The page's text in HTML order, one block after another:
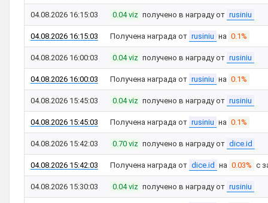
04.08.2026 16:15:03 0.04 viz получено в награду от rusiniu
04.08.2026 16:15:03 Получена награда от rusiniu на 0.1%
04.08.2026 16:00:03 0.04 viz получено в награду от rusiniu
04.08.2026 16:00:03 Получена награда от rusiniu на 0.1%
04.08.2026 15:45:03 0.04 viz получено в награду от rusiniu
04.08.2026 15:45:03 Получена награда от rusiniu на 0.1%
04.08.2026 15:42:03 0.70 viz получено в награду от dice.id
04.08.2026 15:42:03 Получена награда от dice.id на 0.03% с
04.08.2026 15:30:03 0.04 viz получено в награду от rusiniu